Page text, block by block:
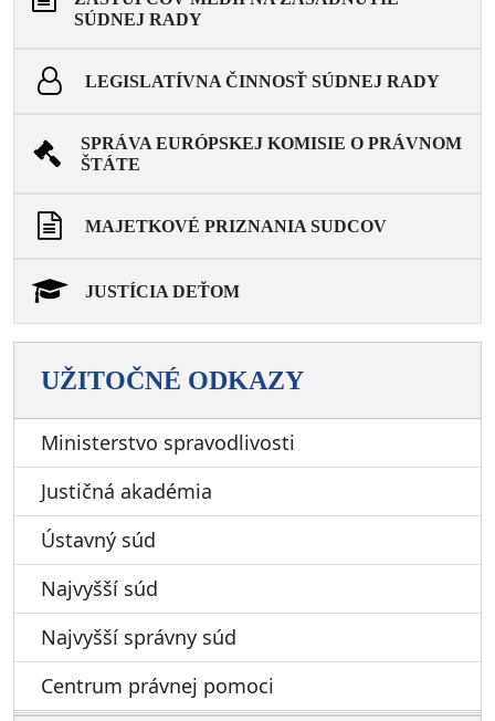
SÚDNEJ RADY
LEGISLATÍVNA ČINNOSŤ SÚDNEJ RADY
SPRÁVA EURÓPSKEJ KOMISIE O PRÁVNOM
ŠTÁTE
MAJETKOVÉ PRIZNANIA SUDCOV
JUSTÍCIA DEŤOM
UŽITOČNÉ ODKAZY
Ministerstvo spravodlivosti
Justičná akadémia
Ústavný súd
Najvyšší súd
Najvyšší správny súd
Centrum právnej pomoci